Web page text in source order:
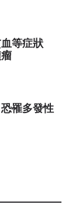
血等症狀
罹多發性